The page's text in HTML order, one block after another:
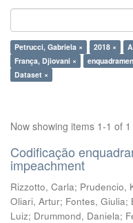
Petrucci, Gabriela × 2018 ×
França, Djiovani ×
Dataset ×
Now showing items 1-1 of 1
Codificação
impeachment
Rizzotto, Carla; Prudencio,
Oliari, Artur; Fontes, Giulia;
Luiz; Drummond, Daniela;